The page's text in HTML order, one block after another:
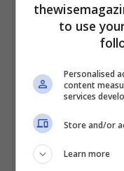
to use
Personalised
content
services
Store and/or
Learn more